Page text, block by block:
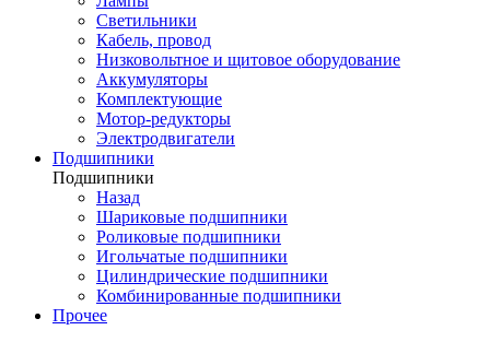
Светильники
Кабель, провод
Низковольтное и щитовое оборудование
Аккумуляторы
Комплектующие
Мотор-редукторы
Электродвигатели
Подшипники
Подшипники
Назад
Шариковые подшипники
Роликовые подшипники
Игольчатые подшипники
Цилиндрические подшипники
Комбинированные подшипники
Прочее